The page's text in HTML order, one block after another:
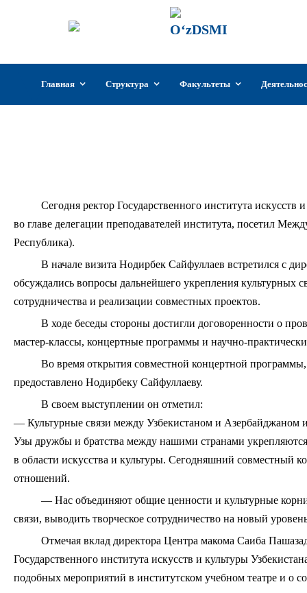
содержимому
Главная Структура Факультеты
Сегодня ректор Государственного института
во главе делегации преподавателей института, посетил
Республика).
В начале визита Нодирбек Сайфуллаев встретился с
обсуждались вопросы дальнейшего укрепления культурных
сотрудничества и реализации совместных проектов.
В ходе беседы стороны достигли договоренности о
мастер-классы, концертные программы и научно-
Во время открытия совместной концертной
предоставлено Нодирбеку Сайфуллаеву.
В своем выступлении он отметил:
— Культурные связи между Узбекистаном и
Узы дружбы и братства между нашими странами
в области искусства и культуры. Сегодняшний совместный
отношений.
— Нас объединяют общие ценности и культурные
связи, выводить творческое сотрудничество на новый
Отмечая вклад директора Центра макома Саиба
Государственного института искусств и культуры
подобных мероприятий в институтском учебном театре и о